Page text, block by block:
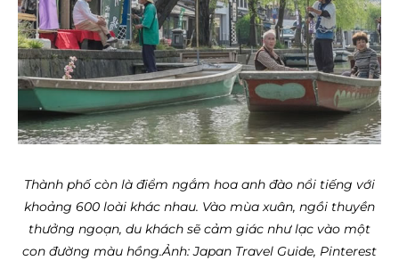
Thành phố còn là điểm ngắm hoa anh đào nổi tiếng với
khoảng 600 loài khác nhau. Vào mùa xuân, ngồi thuyền
thưởng ngoạn, du khách sẽ cảm giác như lạc vào một
con đường màu hồng.Ảnh: Japan Travel Guide, Pinterest